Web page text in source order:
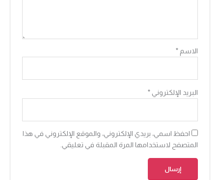
الاسم*
البريد الإلكتروني*
احفظ اسمي، بريدي الإلكتروني، والموقع الإلكتروني في هذا
المتصفح لاستخدامها المرة المقبلة في تعليقي.